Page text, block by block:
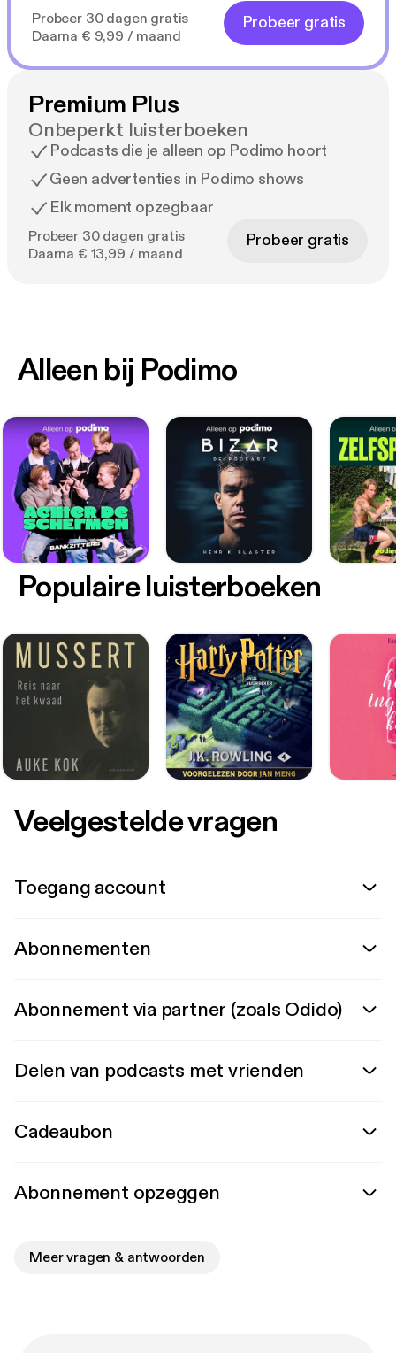
Probeer 30 dagen gratis
Daarna € 9,99 / maand
Probeer gratis
Premium Plus
Onbeperkt luisterboeken
Podcasts die je alleen op Podimo hoort
Geen advertenties in Podimo shows
Elk moment opzegbaar
Probeer 30 dagen gratis
Daarna € 13,99 / maand
Probeer gratis
Alleen bij Podimo
Populaire luisterboeken
Veelgestelde vragen
Toegang account
Abonnementen
Abonnement via partner (zoals Odido)
Delen van podcasts met vrienden
Cadeaubon
Abonnement opzeggen
Meer vragen & antwoorden